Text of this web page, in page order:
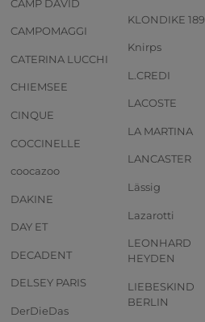
CAMP DAVID
CAMPOMAGGI
CATERINA LUCCHI
CHIEMSEE
CINQUE
COCCINELLE
coocazoo
DAKINE
DAY ET
DECADENT
DELSEY PARIS
DerDieDas
KLONDIKE
Knirps
L.CREDI
LACOSTE
LA MARTINA
LANCASTER
Lässig
Lazarotti
LEONHARD
HEYDEN
LIEBESKIND
BERLIN